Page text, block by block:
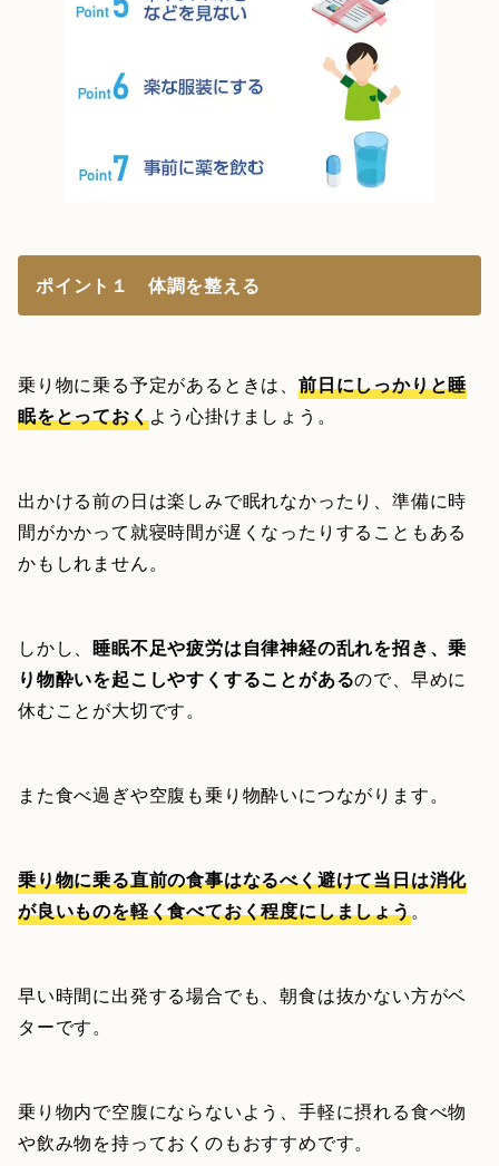
ポイント１ 体調を整える
乗り物に乗る予定があるときは、 前日にしっかりと睡
眠をとっておくよう心掛けましょう。
出かける前の日は楽しみで眠れなかったり、準備に時
間がかかって就寝時間が遅くなったりすることもある
かもしれません。
しかし、睡眠不足や疲労は自律神経の乱れを招き、乗
り物酔いを起こしやすくすることがあるので、早めに
休むことが大切です。
また食べ過ぎや空腹も乗り物酔いにつながります。
乗り物に乗る直前の食事はなるべく避けて当日は消化
が良いものを軽く食べておく程度にしましょう。
早い時間に出発する場合でも、朝食は抜かない方がベ
ターです。
乗り物内で空腹にならないよう、手軽に摂れる食べ物
や飲み物を持っておくのもおすすめです。